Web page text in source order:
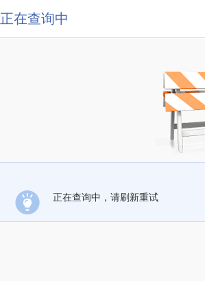
正在查询中
正在查询中，请刷新重试